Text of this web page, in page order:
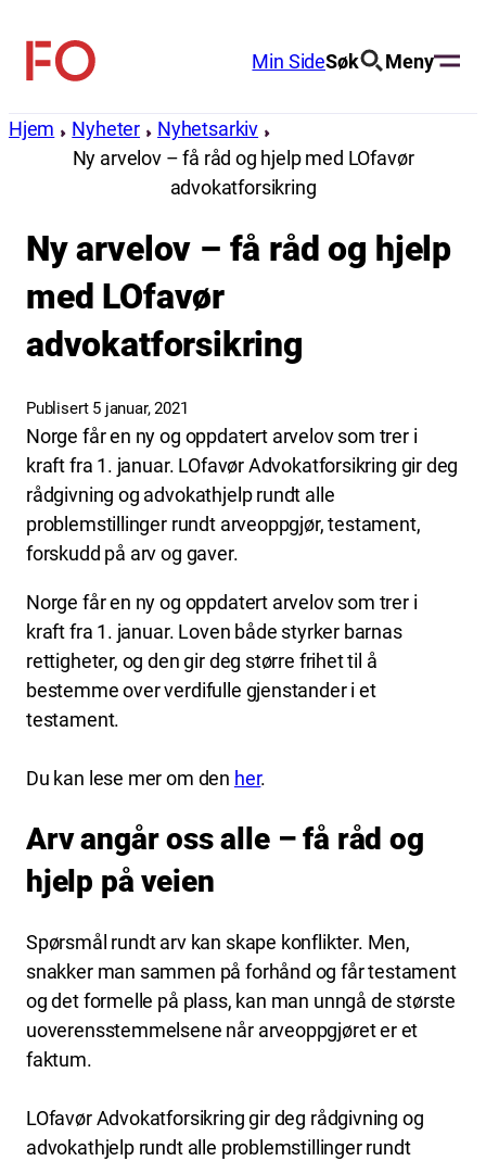
innhold
FO
Min SideSøk Meny
Hjem Nyheter
Nyhetsarkiv
Ny arvelov – få råd og hjelp med LOfavør
advokatforsikring
Ny arvelov – få råd og hjelp
med LOfavør
advokatforsikring
Publisert 5 januar, 2021
Norge får en ny og oppdatert arvelov som trer i
kraft fra 1. januar. LOfavør Advokatforsikring gir deg
rådgivning og advokathjelp rundt alle
problemstillinger rundt arveoppgjør, testament,
forskudd på arv og gaver.
Norge får en ny og oppdatert arvelov som trer i
kraft fra 1. januar. Loven både styrker barnas
rettigheter, og den gir deg større frihet til å
bestemme over verdifulle gjenstander i et
testament.
Du kan lese mer om den her.
Arv angår oss alle – få råd og
hjelp på veien
Spørsmål rundt arv kan skape konflikter. Men,
snakker man sammen på forhånd og får testament
og det formelle på plass, kan man unngå de største
uoverensstemmelsene når arveoppgjøret er et
faktum.
LOfavør Advokatforsikring gir deg rådgivning og
advokathjelp rundt alle problemstillinger rundt